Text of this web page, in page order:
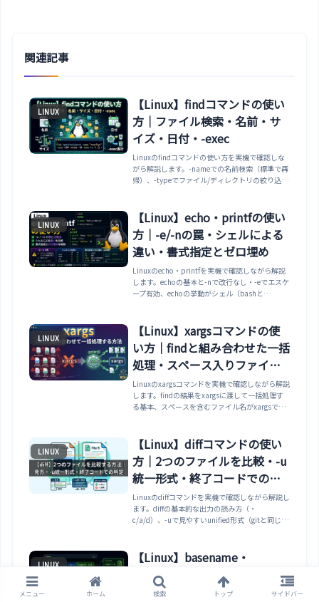
関連記事
LINUX
【Linux】findコマンドの使い
方｜ファイル検索・名前・サ
イズ・日付・-exec
Linuxのfindコマンドの使い方を実機で確認しな
がら解説します。-nameでの名前検索（標準で再
帰）、-typeでファイル/ディレクトリの絞り込
で見つけたファイルに処理する方法、-deleteの
注意点まで整理します。
LINUX
【Linux】echo・printfの使い
方｜-e/-nの罠・シェルによる
違い・書式指定とゼロ埋め
Linuxのecho・printfを実機で確認しながら解説
します。echoの基本と-nで改行なし・-eでエスケ
ープ有効、echoの挙動がシェル（bashと
%fの書式指定、ゼロ埋めや桁揃え、1つの書式を
複数の引数に繰り返し適用する動きまで整理しま
す。
LINUX
【Linux】xargsコマンドの使
い方｜findと組み合わせた一括
処理・スペース入りファイル
名の罠と-print0
Linuxのxargsコマンドを実機で確認しながら解説
します。findの結果をxargsに渡して一括処理す
る基本、スペースを含むファイル名がxargsで2つ
の複雑なコマンド組み立て、入力が空のときはコ
マンド自体が実行されない仕様まで整理します。
LINUX
【Linux】diffコマンドの使い
方｜2つのファイルを比較・-u
統一形式・終了コードでの判
定
Linuxのdiffコマンドを実機で確認しながら解説し
ます。diffの基本的な出力の読み方（・
c/a/d）、-uで見やすいunified形式（gitと同じ見
トリ再帰比較、スクリプトで使うための終了コー
ド（0/1/2）の意味まで整理します。
LINUX
【Linux】basename・
dirnameの使い方｜パスから
ファイル名/ディレクトリを取
メニュー ホーム 検索 トップ サイドバー